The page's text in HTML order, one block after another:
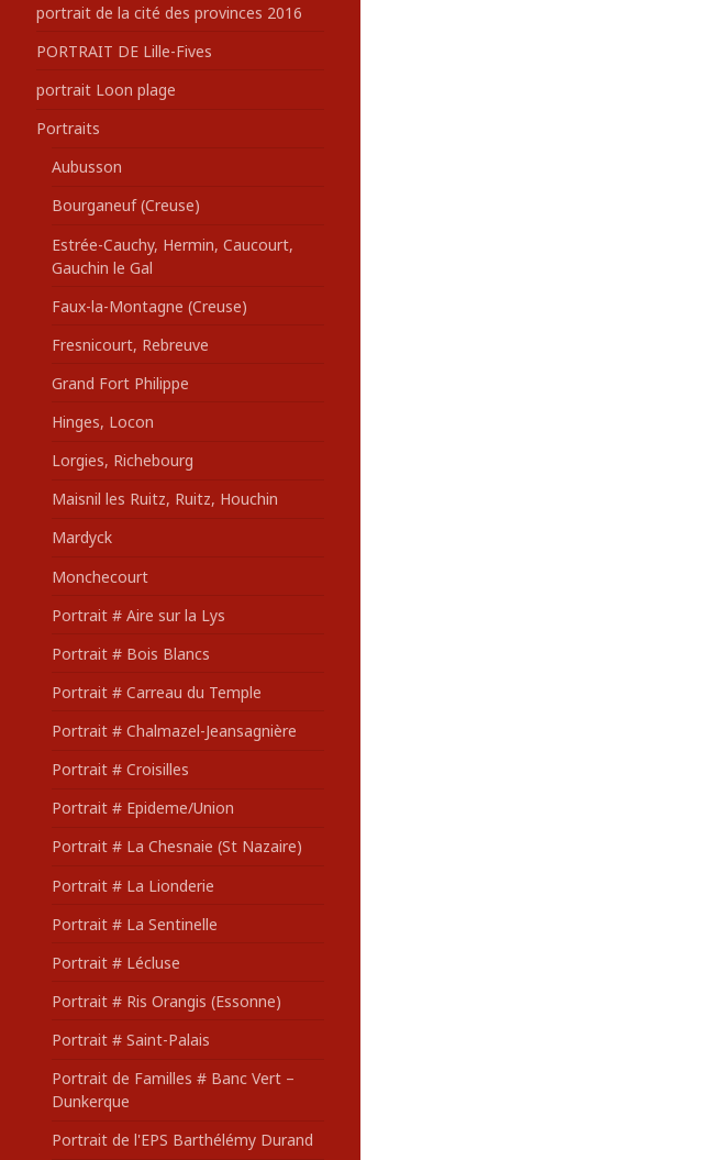
portrait de la cité des provinces 2016
PORTRAIT DE Lille-Fives
portrait Loon plage
Portraits
Aubusson
Bourganeuf (Creuse)
Estrée-Cauchy, Hermin, Caucourt,
Gauchin le Gal
Faux-la-Montagne (Creuse)
Fresnicourt, Rebreuve
Grand Fort Philippe
Hinges, Locon
Lorgies, Richebourg
Maisnil les Ruitz, Ruitz, Houchin
Mardyck
Monchecourt
Portrait # Aire sur la Lys
Portrait # Bois Blancs
Portrait # Carreau du Temple
Portrait # Chalmazel-Jeansagnière
Portrait # Croisilles
Portrait # Epideme/Union
Portrait # La Chesnaie (St Nazaire)
Portrait # La Lionderie
Portrait # La Sentinelle
Portrait # Lécluse
Portrait # Ris Orangis (Essonne)
Portrait # Saint-Palais
Portrait de Familles # Banc Vert –
Dunkerque
Portrait de l'EPS Barthélémy Durand